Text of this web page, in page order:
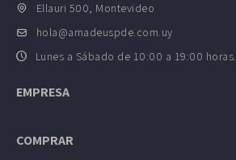
Ellauri 500, Montevideo
hola@amadeuspde.com.uy
Lunes a Sábado de 10:00 a 19:00 horas.
EMPRESA
COMPRAR